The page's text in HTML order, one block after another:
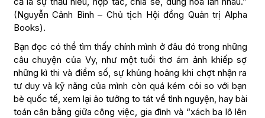
(Nguyễn Cảnh Bình – Chủ tịch Hội đồng Quản trị Alpha
Books).
Bạn đọc có thể tìm thấy chính mình ở đâu đó trong những
câu chuyện của Vy, như một tuổi thơ ám ảnh khiếp sợ
những kì thi và điểm số, sự khủng hoảng khi chợt nhận ra
tư duy và kỹ năng của mình còn quá kém cỏi so với bạn
bè quốc tế, xem lại ảo tưởng to tát về tình nguyện, hay bài
toán cân bằng giữa công việc, gia đình và “xách ba lô lên